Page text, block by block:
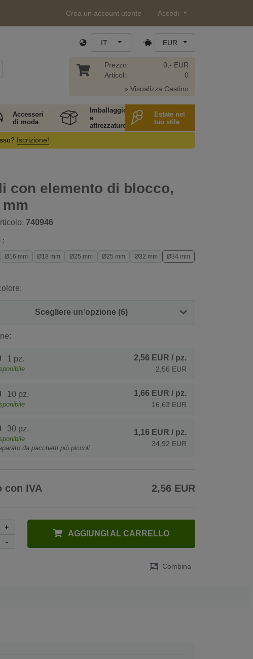
Crea un account utente Accedi
IT EUR
Prezzo:
Articoli:
0,- EUR
0
» Visualizza Cestino
Accessori
di moda
Imballaggio
e
attrezzature
Estate nel
tuo stile
Iscrizione!
con elemento di blocco,
740946
:
Ø16 mm Ø18 mm Ø25 mm Ø25 mm Ø32 mm
Ø34 mm
Scegliere un'opzione (6)
1 pz. 2,56 EUR / pz.
2,56 EUR
10 pz. 1,66 EUR / pz.
16,63 EUR
30 pz.
da pacchetti più piccoli
1,16 EUR / pz.
34,92 EUR
con IVA 2,56 EUR
+
-
AGGIUNGI AL CARRELLO
Combina